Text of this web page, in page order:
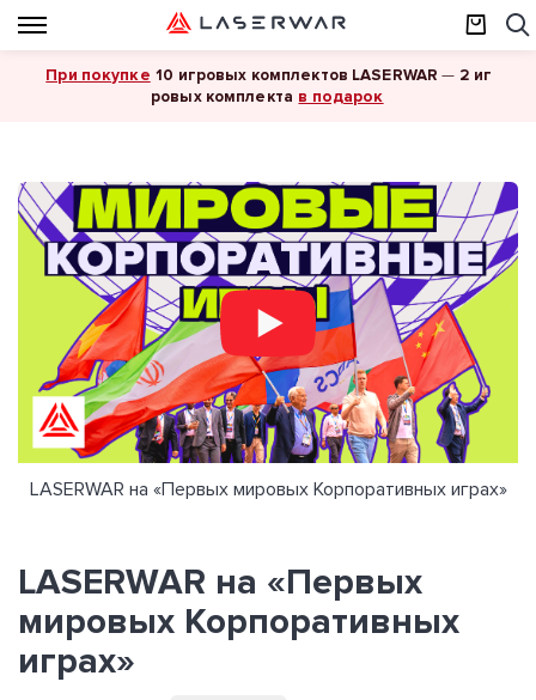
При покупке 10 игровых комплектов LASERWAR — 2 иг
ровых комплекта в подарок
LASERWAR на «Первых
мировых Корпоративных
играх»
LASERWAR на «Первых мировых Корпоративных играх»